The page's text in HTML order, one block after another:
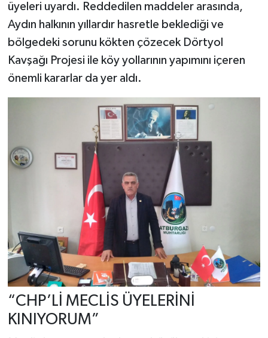
üyeleri uyardı. Reddedilen maddeler arasında,
Aydın halkının yıllardır hasretle beklediği ve
bölgedeki sorunu kökten çözecek Dörtyol
Kavşağı Projesi ile köy yollarının yapımını içeren
önemli kararlar da yer aldı.
“CHP’Lİ MECLİS ÜYELERİNİ
KINIYORUM”